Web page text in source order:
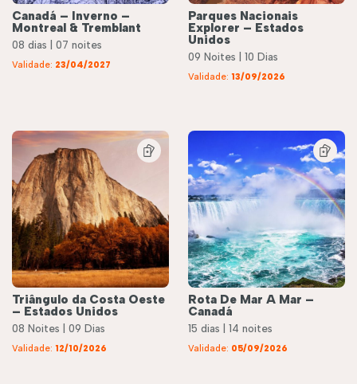
Canadá – Inverno –
Montreal & Tremblant
08 dias | 07 noites
Validade: 23/04/2027
Parques Nacionais
Explorer – Estados
Unidos
09 Noites | 10 Dias
Validade: 13/09/2026
Triângulo da Costa Oeste
– Estados Unidos
08 Noites | 09 Dias
Validade: 12/10/2026
Rota De Mar A Mar –
Canadá
15 dias | 14 noites
Validade: 05/09/2026